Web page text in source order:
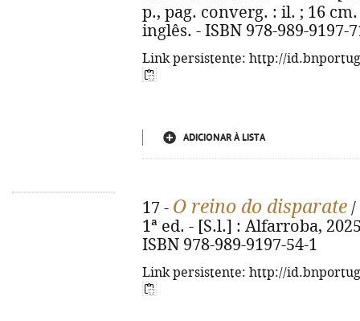
p., pag. converg. : il. ; 16
inglês. - ISBN 978-989-9197-
Link persistente: http://
ADICIONAR À LISTA
17 - O reino do disparate /
1ª ed. - [S.l.] : Alfarroba,
ISBN 978-989-9197-54-1
Link persistente: http://